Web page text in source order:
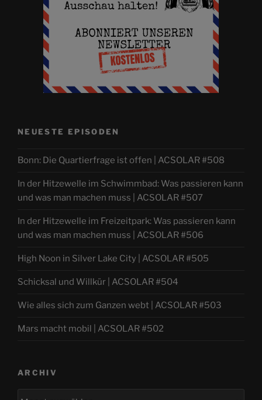
NEUESTE EPISODEN
Bonn: Die Quartierfrage ist offen | ACSOLAR #508
In der Hitzewelle im Schwimmbad: Was passieren kann
und was man machen muss | ACSOLAR #507
In der Hitzewelle im Freizeitpark: Was passieren kann
und was man machen muss | ACSOLAR #506
High Noon in Silver Lake City | ACSOLAR #505
Schicksal und Willkür | ACSOLAR #504
Wie alles sich zum Ganzen webt | ACSOLAR #503
Mars macht mobil | ACSOLAR #502
ARCHIV